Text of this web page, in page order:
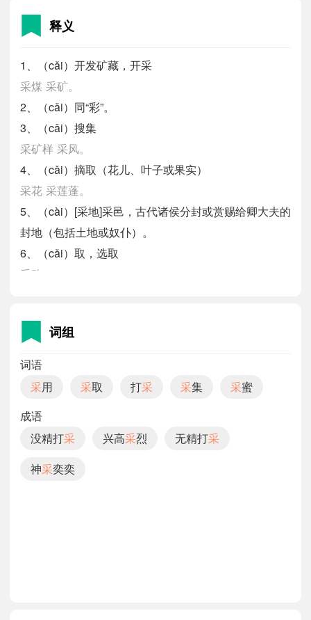
释义
1、（cǎi）开发矿藏，开采
采煤 采矿。
2、（cǎi）同“彩”。
3、（cǎi）搜集
采矿样 采风。
4、（cǎi）摘取（花儿、叶子或果实）
采花 采莲蓬。
5、（cài）[采地]采邑，古代诸侯分封或赏赐给卿大夫的
封地（包括土地或奴仆）。
6、（cǎi）取，选取
采购。
词组
词语
采用 采取 打采 采集 采蜜
成语
没精打采 兴高采烈 无精打采
神采奕奕